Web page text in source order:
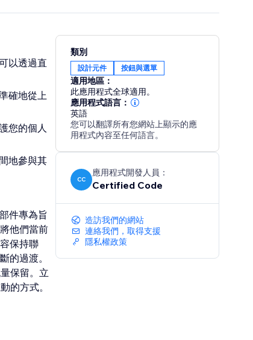
以透過直
確地從上
您的個人
地參與其
件專為旨
他們當前
保持聯
的過渡。
保留。立
的方式。
類別
設計元件 按鈕與選單
適用地區：
此應用程式全球適用。
應用程式語言：
英語
您可以翻譯所有您網站上顯示的應
用程式內容至任何語言。
CC
應用程式開發人員：
Certified Code
造訪我們的網站
連絡我們，取得支援
隱私權政策